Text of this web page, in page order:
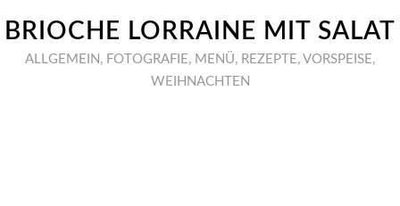
BRIOCHE LORRAINE MIT SALAT
ALLGEMEIN , FOTOGRAFIE, MENÜ, REZEPTE, VORSPEISE,
WEIHNACHTEN